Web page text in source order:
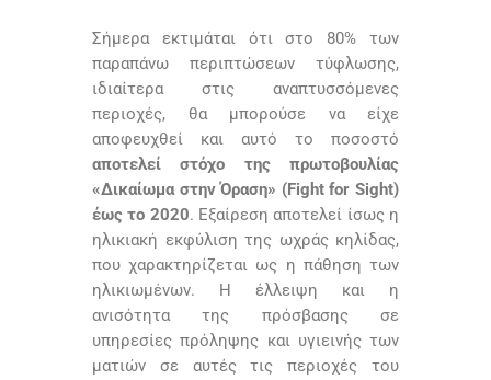
Σήμερα εκτιμάται ότι στο 80% των
παραπάνω περιπτώσεων τύφλωσης,
ιδιαίτερα στις αναπτυσσόμενες
περιοχές, θα μπορούσε να είχε
αποφευχθεί και αυτό το ποσοστό
αποτελεί στόχο της πρωτοβουλίας
«Δικαίωμα στην Όραση» (Fight for Sight)
έως το 2020. Εξαίρεση αποτελεί ίσως η
ηλικιακή εκφύλιση της ωχράς κηλίδας,
που χαρακτηρίζεται ως η πάθηση των
ηλικιωμένων. Η έλλειψη και η
ανισότητα της πρόσβασης σε
υπηρεσίες πρόληψης και υγιεινής των
ματιών σε αυτές τις περιοχές του